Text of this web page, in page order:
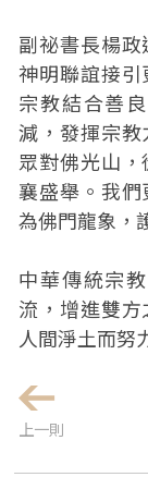
副祕書長楊
神明聯誼接
宗教結合善
減，發揮宗
眾對佛光山
襄盛舉。我
為佛門龍象，
中華傳統宗
流，增進雙
人間淨土而努
上一則